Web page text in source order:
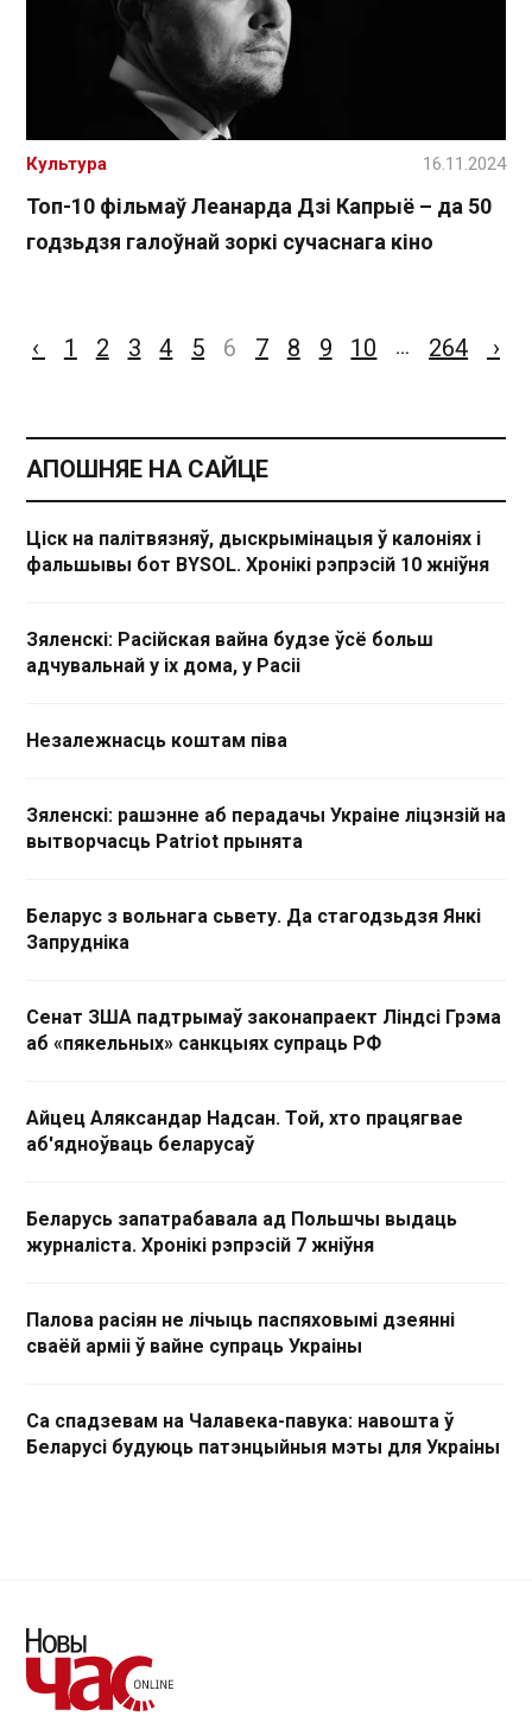
Топ-10 фільмаў Леанарда Дзі Капрыё – да 50
годзьдзя галоўнай зоркі сучаснага кіно
Культура 16.11.2024
‹ 1 2 3 4 5 6 7 8 9 10 … 264 ›
АПОШНЯЕ НА САЙЦЕ
Ціск на палітвязняў, дыскрымінацыя ў калоніях і
фальшывы бот BYSOL. Хронікі рэпрэсій 10 жніўня
Зяленскі: Расійская вайна будзе ўсё больш
адчувальнай у іх дома, у Расіі
Незалежнасць коштам піва
Зяленскі: рашэнне аб перадачы Украіне ліцэнзій на
вытворчасць Patriot прынята
Беларус з вольнага сьвету. Да стагодзьдзя Янкі
Запрудніка
Сенат ЗША падтрымаў законапраект Ліндсі Грэма
аб «пякельных» санкцыях супраць РФ
Айцец Аляксандар Надсан. Той, хто працягвае
аб'ядноўваць беларусаў
Беларусь запатрабавала ад Польшчы выдаць
журналіста. Хронікі рэпрэсій 7 жніўня
Палова расіян не лічыць паспяховымі дзеянні
сваёй арміі ў вайне супраць Украіны
Са спадзевам на Чалавека-павука: навошта ў
Беларусі будуюць патэнцыйныя мэты для Украіны